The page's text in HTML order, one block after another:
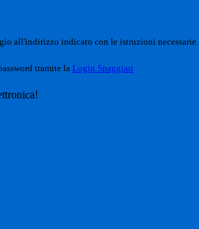
all'indirizzo indicato con le istruzioni necessarie.
tramite la Login Spaggiari